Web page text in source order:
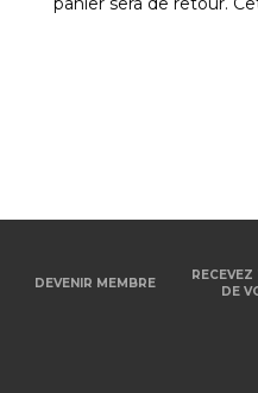
DEVENIR MEMBRE
RECEVEZ
DE